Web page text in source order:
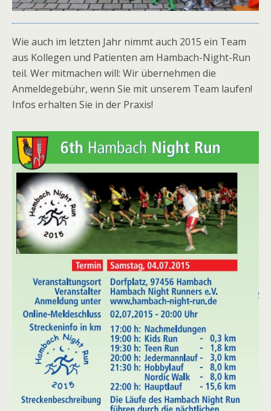
Wie auch im letzten Jahr nimmt auch 2015 ein Team
aus Kollegen und Patienten am Hambach-Night-Run
teil. Wer mitmachen will: Wir übernehmen die
Anmeldegebühr, wenn Sie mit unserem Team laufen!
Infos erhalten Sie in der Praxis!